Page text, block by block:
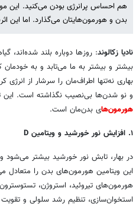
هم احساس پرانرژی بودن می‌کنید. این
بدن و هورمون‌هایتان می‌گذارد. اما این
نادیا زکالوند: روزها دوباره بلند شده‌اند،
بیشتر و بیشتر به ما می‌تابد و به
بهاری نه‌تنها اطراف‌مان را سرشار از انرژی
و نو شدن‌ها بی‌نصیب نگذاشته است. این
هورمون‌های بدن‌مان است.
۱. افزایش نور خورشید و ویتامین
D
این ویتامین هورمون‌های بدن را متعادل
هورمون‌های تیروئید، استروژن،
استخوان‌سازی، تنظیم رشد سلولی و